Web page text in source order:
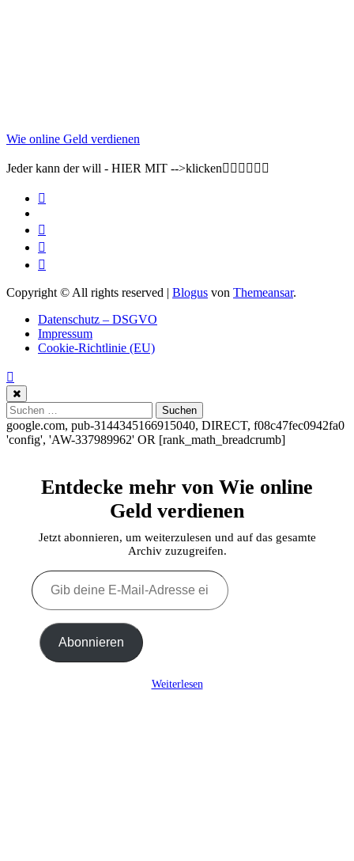
Wie online Geld verdienen
Jeder kann der will - HIER MIT -->klicken👇🏽👇🏽👇🏽
Copyright © All rights reserved | Blogus von Themeansar.
Datenschutz – DSGVO
Impressum
Cookie-Richtlinie (EU)
Suchen
nach:
google.com, pub-3144345166915040, DIRECT, f08c47fec0942fa0
'config', 'AW-337989962' OR [rank_math_breadcrumb]
Entdecke mehr von Wie online
Geld verdienen
Jetzt abonnieren, um weiterzulesen und auf das gesamte
Archiv zuzugreifen.
Gib
deine
E-
Mail-
Adresse
ein ... Abonnieren
Weiterlesen